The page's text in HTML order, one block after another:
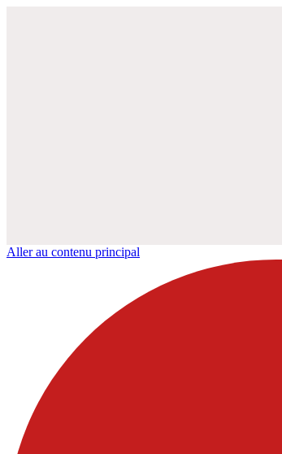
Aller au contenu principal